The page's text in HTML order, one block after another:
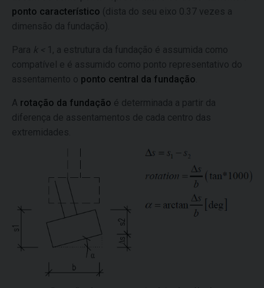
ponto característico (dista do seu eixo 0.37 vezes a
dimensão da fundação).
Para k < 1, a estrutura da fundação é assumida como
compatível e é assumido como ponto representativo do
assentamento o ponto central da fundação
A rotação da fundação é determinada a partir da
diferença de assentamentos de cada centro das
extremidades.